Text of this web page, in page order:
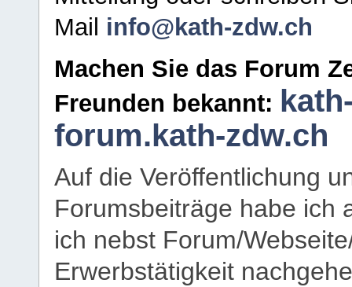
Mail info@kath-zdw.ch
Machen Sie das Forum
Freunden bekannt:
forum.kath-zdw.ch
Auf die Veröffentlichung
Forumsbeiträge habe ich
ich nebst Forum/
Erwerbstätigkeit